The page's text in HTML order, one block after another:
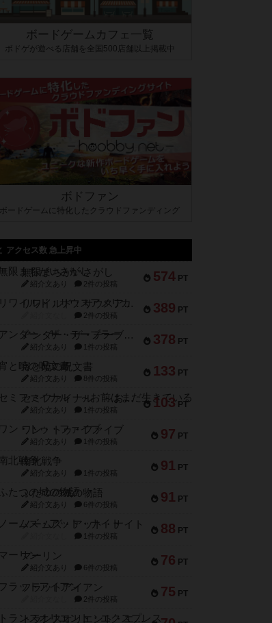
ボードゲームカフェ一覧
ボドゲが遊べる店舗を全国500店舗以上掲載中
ボドファン
ボードゲームに特化したクラウドファンディング
アクセス数 急上昇中
574 PT
無限まちがいさがし
紹介文あり 2件の投稿
389 PT
リワイルド：サウスアメリカ
2件の投稿
378 PT
アンダー・ザ・テーブラー
紹介文あり 1件の投稿
133 PT
宵と暁の呪文書
紹介文あり 8件の投稿
103 PT
セミファイナル ～お前はまだ生きている～
紹介文あり 1件の投稿
97 PT
ワン・トゥ・ファイブ
紹介文あり 1件の投稿
91 PT
南北戦争
紹介文あり 1件の投稿
91 PT
ふたつの城の物語
紹介文あり 6件の投稿
88 PT
ノームズ・アット・ナイト
1件の投稿
76 PT
マーリン
紹介文あり 6件の投稿
75 PT
フラットアイアン
2件の投稿
トランスオリエント・エクスプレス